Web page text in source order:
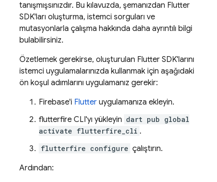
tanışmışsınızdır. Bu kılavuzda, şemanızdan Flutter
SDK'ları oluşturma, istemci sorguları ve
mutasyonlarla çalışma hakkında daha ayrıntılı bilgi
bulabilirsiniz.
Özetlemek gerekirse, oluşturulan Flutter SDK'larını
istemci uygulamalarınızda kullanmak için aşağıdaki
ön koşul adımlarını uygulamanız gerekir:
Firebase'i Flutter uygulamanıza ekleyin.
flutterfire CLI'yı yükleyin dart pub global
activate flutterfire_cli .
flutterfire configure çalıştırın.
Ardından: